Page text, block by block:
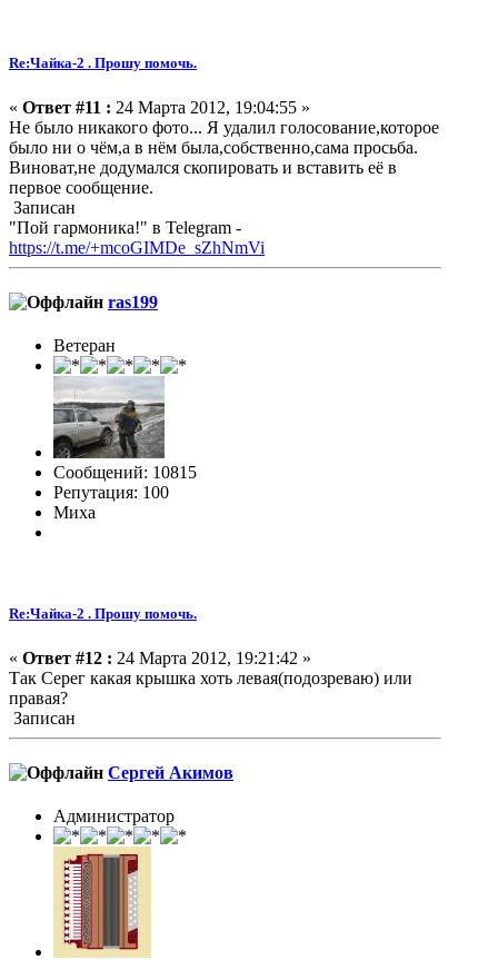
Re:Чайка-2 . Прошу помочь.
« Ответ #11 : 24 Марта 2012, 19:04:55 »
Не было никакого фото... Я удалил голосование,которое
было ни о чём,а в нём была,собственно,сама просьба.
Виноват,не додумался скопировать и вставить её в
первое сообщение.
Записан
"Пой гармоника!" в Telegram -
https://t.me/+mcoGIMDe_sZhNmVi
ras199
Ветеран
Сообщений: 10815
Репутация: 100
Миха
Re:Чайка-2 . Прошу помочь.
« Ответ #12 : 24 Марта 2012, 19:21:42 »
Так Серег какая крышка хоть левая(подозреваю) или
правая?
Записан
Сергей Акимов
Администратор